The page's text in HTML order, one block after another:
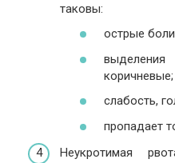
таковы:
острые
коричневые;
слабость,
пропадает
Неукротимая